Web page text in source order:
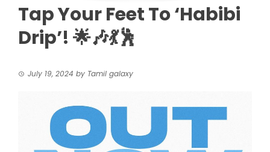
Tap Your Feet To ‘Habibi
Drip’! 🌟🎶💃🕺
July 19, 2024 by Tamil galaxy